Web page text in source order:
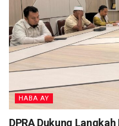
HABA AY
DPRA Dukung